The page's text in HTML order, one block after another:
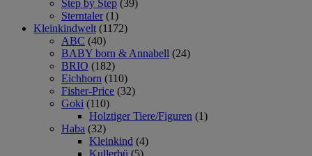
Step by Step (39)
Sterntaler (1)
Kleinkindwelt (1172)
ABC (40)
BABY born & Annabell (24)
BRIO (182)
Eichhorn (110)
Fisher-Price (32)
Goki (110)
Holztiger Tiere/Figuren (1)
Haba (32)
Kleinkind (4)
Kullerbü (5)